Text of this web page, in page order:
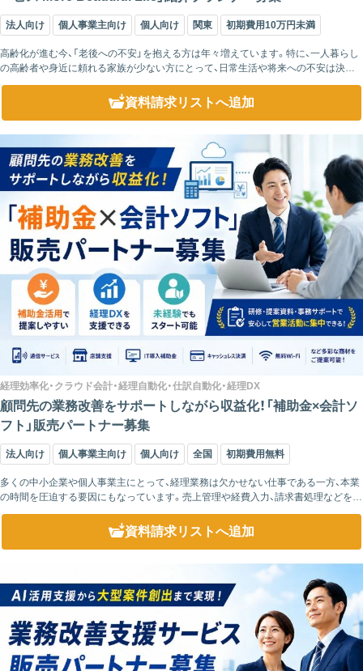
法人向け 個人事業主向け 個人向け 関東 初期費用10万円未満
高齢化が進む今、「老後への不安」を抱える方は年々増えています。特に、一人暮らし
の高齢者や身近に頼れる家族が少ない方にとって、日常生活や将来への不安は決し
資料請求リストへ追加
経理効率化・クラウド会計・経理自動化・仕訳自動化・経理DX
顧問先の業務改善をサポートしながら収益化！「補助金×会計ソ
フト」販売パートナー募集
法人向け 個人事業主向け 個人向け 全国 初期費用無料
多くの中小企業や個人事業主にとって、経理業務は欠かせない仕事である一方、本業
の時間を圧迫する要因にもなっています。売上管理や経費入力、請求書処理などを手
作業で行っている場合、月末や決算時期になると大きな負担になりがちです。 本サ
資料請求リストへ追加